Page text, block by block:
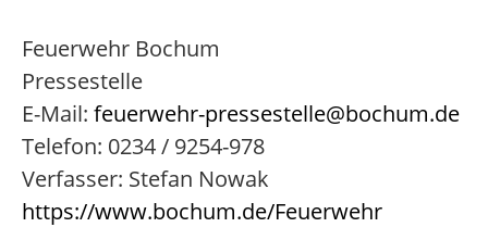
Feuerwehr Bochum
Pressestelle
E-Mail: feuerwehr-pressestelle@bochum.de
Telefon: 0234 / 9254-978
Verfasser: Stefan Nowak
https://www.bochum.de/Feuerwehr